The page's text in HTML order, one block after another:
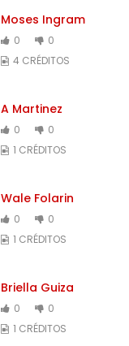
Moses Ingram
0
0
4 CRÉDITOS
A Martinez
0
0
1 CRÉDITOS
Wale Folarin
0
0
1 CRÉDITOS
Briella Guiza
0
0
1 CRÉDITOS